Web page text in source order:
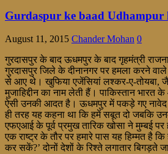
Gurdaspur ke baad Udhampur
August 11, 2015 Chander Mohan 0
गुरदासपुर के बाद ऊधमपुर के बाद गृहमंत्री
गुरदासपुर जिले के दीनानगर पर हमला करने वाले
से आए थे। खुफिया एजेंसियां लश्कर-ए-तोयबा,
मुजाहिद्दीन का नाम लेती हैं। पाकिस्तान भारत
ऐसी उनकी आदत है। ऊधमपुर में पकड़े गए
ही तरह यह कहना था कि हमें सबूत दो जबकि
एफएआई के पूर्व प्रमुख तारिक खोसा ने मुम्बई पर
एक राष्ट्र के तौर पर हमारे पास यह हिम्मत है
कर सकें?’ दोनों देशों के रिश्ते लगातार बिगड़ते